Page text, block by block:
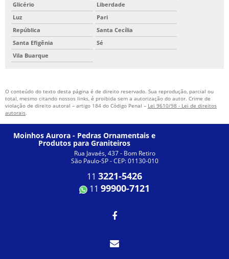
Glicério
Liberdade
Luz
Pari
República
Santa Cecília
Santa Efigênia
Sé
Vila Buarque
O conteúdo do texto desta página é de direito reservado. Sua reprodução, parcial ou
total, mesmo citando nossos links, é proibida sem a autorização do autor. Crime de
violação de direito autoral – artigo 184 do Código Penal – Lei 9610/98 - Lei de direitos
autorais.
Moinhos Aurora - Pedras Ornamentais e
Produtos para Graniteiros
Rua Javaés, 437 - Bom Retiro
São Paulo-SP - CEP: 01130-010
11 3221-5426
11 99900-7121